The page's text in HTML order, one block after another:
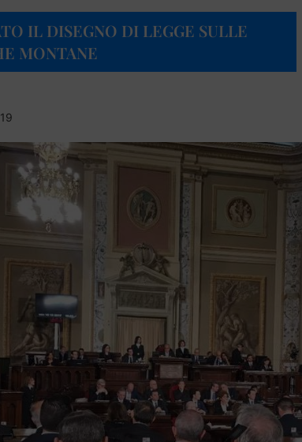
IL DISEGNO DI LEGGE SULLE
MONTANE